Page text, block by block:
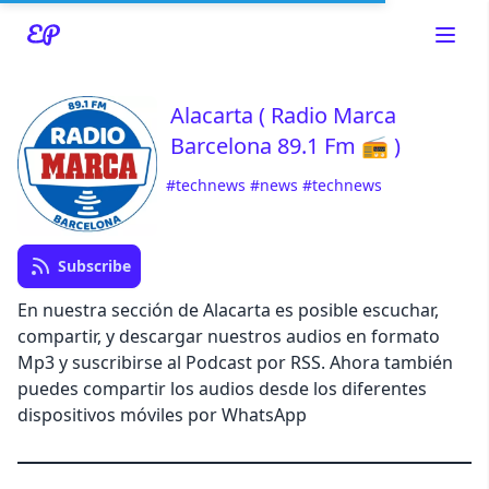
Read about our content policies
Alacarta ( Radio Marca
Barcelona 89.1 Fm 📻 )
#technews #news #technews
Subscribe
En nuestra sección de Alacarta es posible escuchar,
compartir, y descargar nuestros audios en formato
Mp3 y suscribirse al Podcast por RSS. Ahora también
puedes compartir los audios desde los diferentes
dispositivos móviles por WhatsApp
Cancel